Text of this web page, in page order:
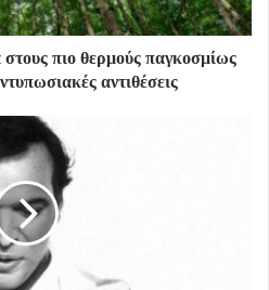
πιο θερμούς παγκοσμίως
αντιθέσεις